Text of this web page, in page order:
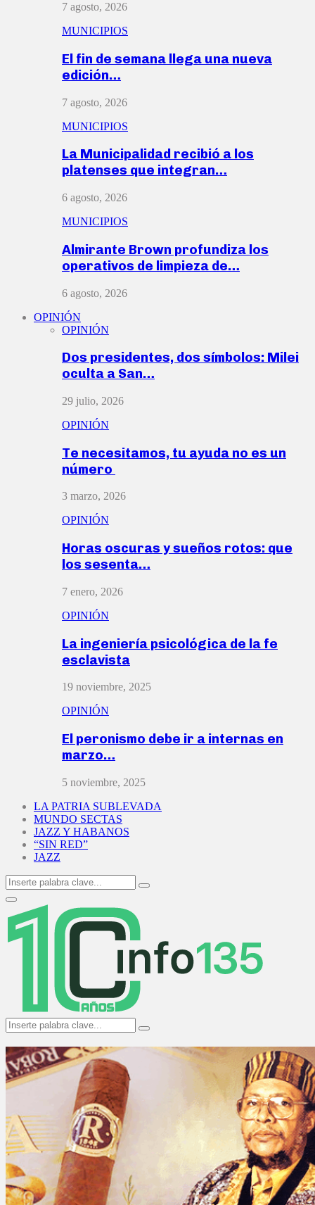
7 agosto, 2026
MUNICIPIOS
El fin de semana llega una nueva
edición…
7 agosto, 2026
MUNICIPIOS
La Municipalidad recibió a los
platenses que integran…
6 agosto, 2026
MUNICIPIOS
Almirante Brown profundiza los
operativos de limpieza de…
6 agosto, 2026
OPINIÓN
OPINIÓN
Dos presidentes, dos símbolos: Milei
oculta a San…
29 julio, 2026
OPINIÓN
Te necesitamos, tu ayuda no es un
número
3 marzo, 2026
OPINIÓN
Horas oscuras y sueños rotos: que
los sesenta…
7 enero, 2026
OPINIÓN
La ingeniería psicológica de la fe
esclavista
19 noviembre, 2025
OPINIÓN
El peronismo debe ir a internas en
marzo…
5 noviembre, 2025
LA PATRIA SUBLEVADA
MUNDO SECTAS
JAZZ Y HABANOS
“SIN RED”
JAZZ
Search
for:
Search
Primary
Menu
Search
for:
Search